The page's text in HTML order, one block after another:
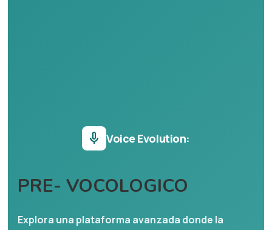
mic Voice Evolution:
PRE- VOCOLOGICO
Explora una plataforma avanzada donde la